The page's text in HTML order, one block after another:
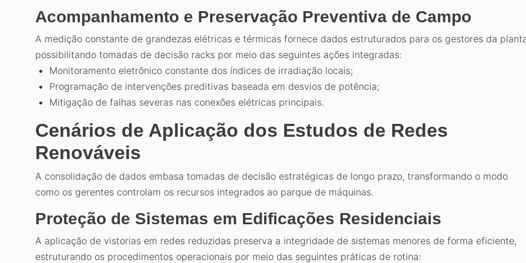
Acompanhamento e Preservação Preventiva de Campo
A medição constante de grandezas elétricas e térmicas fornece dados estruturados para os gestores da
possibilitando tomadas de decisão racks por meio das seguintes ações integradas:
Monitoramento eletrônico constante dos índices de irradiação locais;
Programação de intervenções preditivas baseada em desvios de potência;
Mitigação de falhas severas nas conexões elétricas principais.
Cenários de Aplicação dos Estudos de Redes
Renováveis
A consolidação de dados embasa tomadas de decisão estratégicas de longo prazo, transformando o modo
como os gerentes controlam os recursos integrados ao parque de máquinas.
Proteção de Sistemas em Edificações Residenciais
A aplicação de vistorias em redes reduzidas preserva a integridade de sistemas menores de forma eficiente,
estruturando os procedimentos operacionais por meio das seguintes práticas de rotina: